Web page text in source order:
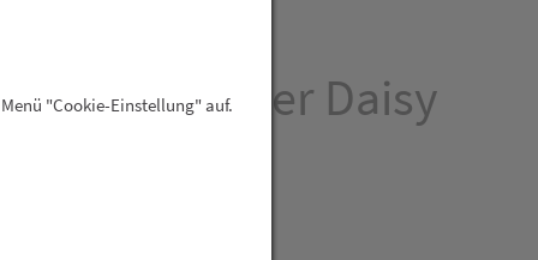
Ohrstecker Daisy
"Cookie-Einstellung" auf.